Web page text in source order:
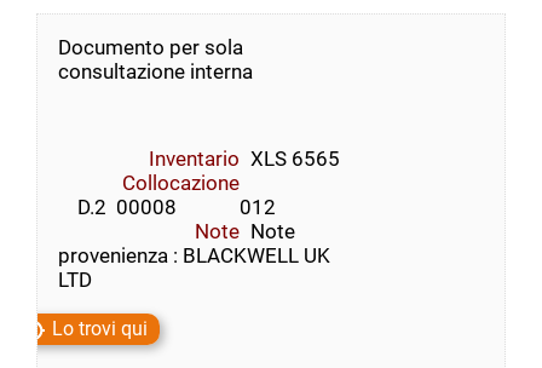
Documento per sola
consultazione interna
Inventario XLS 6565
Collocazione
    D.2  00008             012
Note Note
provenienza : BLACKWELL UK
LTD
Lo trovi qui